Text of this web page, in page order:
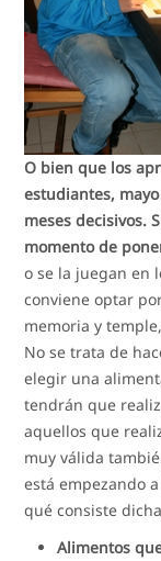
O bien que los
estudiantes,
meses decisivos.
momento de
o se la juegan en
conviene optar
memoria y
No se trata de
elegir una
tendrán que
aquellos que
muy válida
está empezando
qué consiste
Alimentos